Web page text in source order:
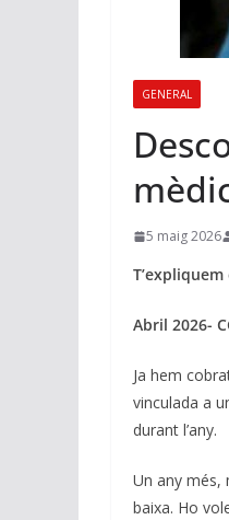
GENERAL
5 maig 2026
Abril 2026-
Ja hem
vinculada a
durant l’any.
Un any més,
baixa. Ho